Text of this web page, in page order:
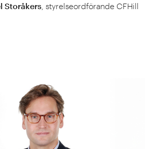
Storåkers , styrelseordförande CFHill